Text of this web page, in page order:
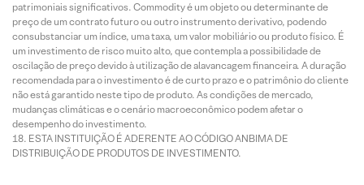
patrimoniais significativos. Commodity é um objeto ou determinante de
preço de um contrato futuro ou outro instrumento derivativo, podendo
consubstanciar um índice, uma taxa, um valor mobiliário ou produto físico. É
um investimento de risco muito alto, que contempla a possibilidade de
oscilação de preço devido à utilização de alavancagem financeira. A duração
recomendada para o investimento é de curto prazo e o patrimônio do cliente
não está garantido neste tipo de produto. As condições de mercado,
mudanças climáticas e o cenário macroeconômico podem afetar o
desempenho do investimento.
ESTA INSTITUIÇÃO É ADERENTE AO CÓDIGO ANBIMA DE
DISTRIBUIÇÃO DE PRODUTOS DE INVESTIMENTO.